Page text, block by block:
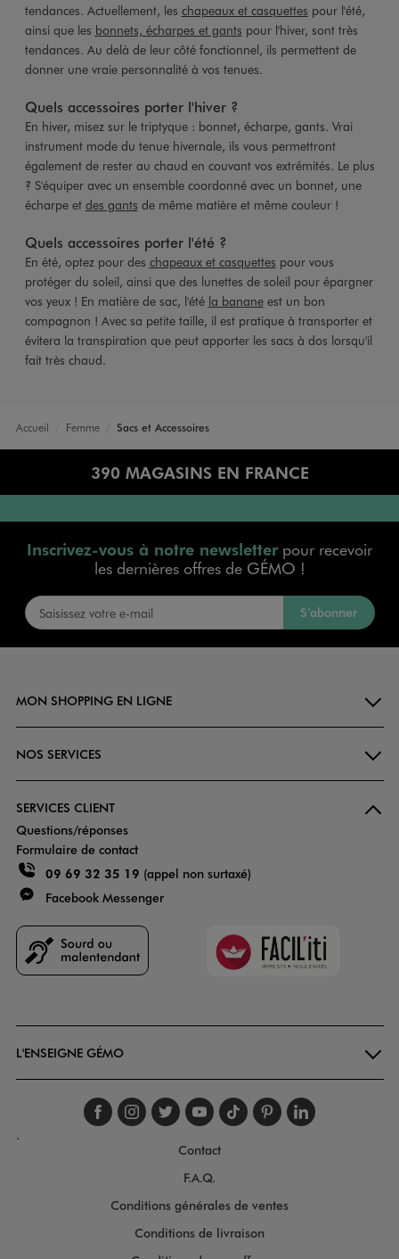
tendances. Actuellement, les chapeaux et casquettes pour l'été,
ainsi que les bonnets, écharpes et gants pour l'hiver, sont très
tendances. Au delà de leur côté fonctionnel, ils permettent de
donner une vraie personnalité à vos tenues.
Quels accessoires porter l'hiver ?
En hiver, misez sur le triptyque : bonnet, écharpe, gants. Vrai
instrument mode du tenue hivernale, ils vous permettront
également de rester au chaud en couvant vos extrémités. Le plus
? S'équiper avec un ensemble coordonné avec un bonnet, une
écharpe et des gants de même matière et même couleur !
Quels accessoires porter l'été ?
En été, optez pour des chapeaux et casquettes pour vous
protéger du soleil, ainsi que des lunettes de soleil pour épargner
vos yeux ! En matière de sac, l'été la bananeest un bon
compagnon ! Avec sa petite taille, il est pratique à transporter et
évitera la transpiration que peut apporter les sacs à dos lorsqu'il
fait très chaud.
Accueil Femme Sacs et Accessoires
390 MAGASINS EN FRANCE
Inscrivez-vous à notre newsletterpour recevoir
les dernières offres de GÉMO !
S’abonner
MON SHOPPING EN LIGNE
NOS SERVICES
SERVICES CLIENT
Questions/réponses
Formulaire de contact
09 69 32 35 19 (appel non surtaxé)
Facebook Messenger
Faciliti
L'ENSEIGNE GÉMO
Suivez-nous sur
Suivez-nous sur
Suivez-nous sur
Suivez-nous
Suivez-nous
Suivez-
.
Contact
F.A.Q.
Conditions générales de ventes
Conditions de livraison